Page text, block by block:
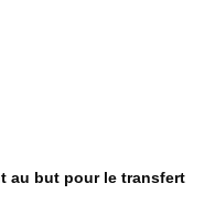
au but pour le transfert